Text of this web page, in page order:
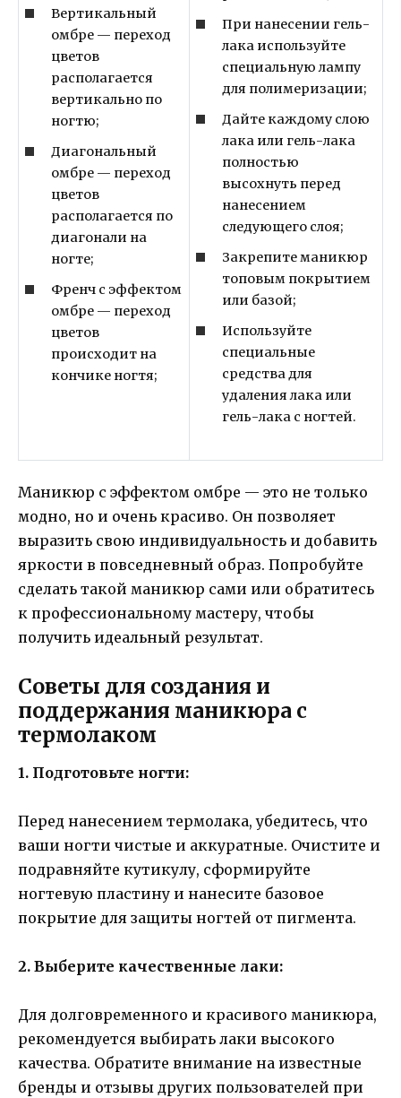
Вертикальный
омбре — переход
цветов
располагается
вертикально по
ногтю;
Диагональный
омбре — переход
цветов
располагается по
диагонали на
ногте;
Френч с эффектом
омбре — переход
цветов
происходит на
кончике ногтя;
При нанесении гель-
лака используйте
специальную лампу
для полимеризации;
Дайте каждому слою
лака или гель-лака
полностью
высохнуть перед
нанесением
следующего слоя;
Закрепите маникюр
топовым покрытием
или базой;
Используйте
специальные
средства для
удаления лака или
гель-лака с ногтей.
Маникюр с эффектом омбре — это не только
модно, но и очень красиво. Он позволяет
выразить свою индивидуальность и добавить
яркости в повседневный образ. Попробуйте
сделать такой маникюр сами или обратитесь
к профессиональному мастеру, чтобы
получить идеальный результат.
Советы для создания и
поддержания маникюра с
термолаком
1. Подготовьте ногти:
Перед нанесением термолака, убедитесь, что
ваши ногти чистые и аккуратные. Очистите и
подравняйте кутикулу, сформируйте
ногтевую пластину и нанесите базовое
покрытие для защиты ногтей от пигмента.
2. Выберите качественные лаки:
Для долговременного и красивого маникюра,
рекомендуется выбирать лаки высокого
качества. Обратите внимание на известные
бренды и отзывы других пользователей при